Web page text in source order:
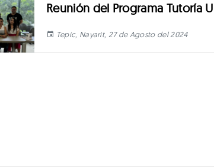
Reunión del Programa Tutoría
Tepic, Nayarit, 27 de Agosto del 2024